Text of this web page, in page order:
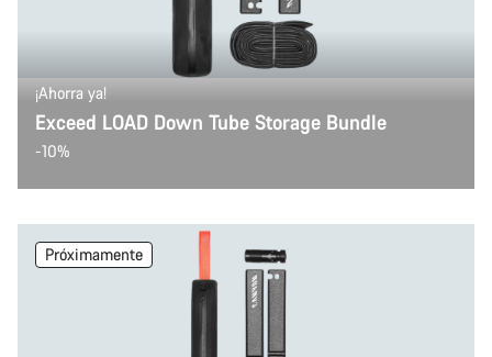
¡Ahorra ya!
Exceed LOAD Down Tube Storage Bundle
-10%
Próximamente